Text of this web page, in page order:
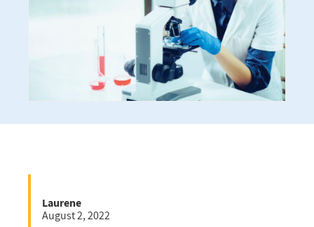
Laurene
August 2, 2022